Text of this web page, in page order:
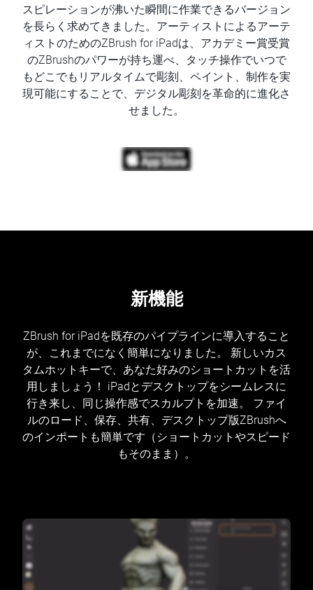
スピレーションが沸いた瞬間に作業できるバージョン
を長らく求めてきました。アーティストによるアーテ
ィストのためのZBrush for iPadは、アカデミー賞受賞
のZBrushのパワーが持ち運べ、タッチ操作でいつで
もどこでもリアルタイムで彫刻、ペイント、制作を実
現可能にすることで、デジタル彫刻を革命的に進化さ
せました。
新機能
ZBrush for iPadを既存のパイプラインに導入すること
が、これまでになく簡単になりました。 新しいカス
タムホットキーで、あなた好みのショートカットを活
用しましょう！ iPadとデスクトップをシームレスに
行き来し、同じ操作感でスカルプトを加速。 ファイ
ルのロード、保存、共有、デスクトップ版ZBrushへ
のインポートも簡単です（ショートカットやスピード
もそのまま）。